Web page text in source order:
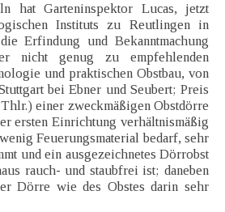
hat Garteninspektor Lucas, jetzt
Instituts zu Reutlingen in
Erfindung und Bekanntmachung
nicht genug zu empfehlenden
und praktischen Obstbau, von
bei Ebner und Seubert; Preis
einer zweckmäßigen Obstdörre
ersten Einrichtung verhältnismäßig
Feuerungsmaterial bedarf, sehr
und ein ausgezeichnetes Dörrobst
rauch- und staubfrei ist; daneben
Dörre wie des Obstes darin sehr